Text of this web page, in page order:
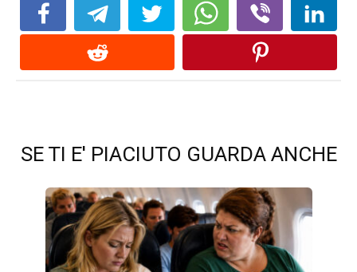
SE TI E' PIACIUTO GUARDA ANCHE